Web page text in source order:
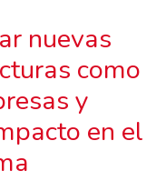
nuevas
como
y
en el